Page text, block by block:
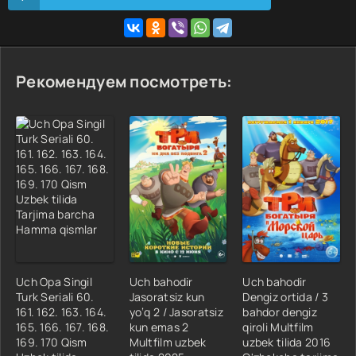
Рекомендуем посмотреть:
Uch Opa Singil
Turk Seriali 60.
161. 162. 163. 164.
165. 166. 167. 168.
169. 170 Qism
Uch bahodir
Jasoratsiz kun
yo‘q 2 / Jasoratsiz
kun emas 2
Multfilm uzbek
Uch bahodir
Dengiz ortida / 3
bahdor dengiz
qiroli Multfilm
uzbek tilida 2016